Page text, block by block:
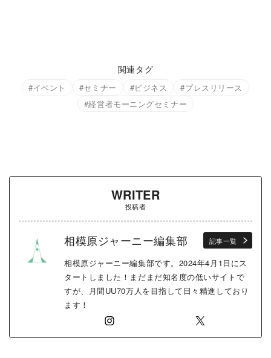
関連タグ
イベント セミナー ビジネス
プレスリリース
経営者モーニングセミナー
WRITER
投稿者
相模原ジャーニー編集部 記事一覧
相模原ジャーニー編集部です。2024年4月1日にス
タートしました！まだまだ知名度の低いサイトで
すが、月間UU70万人を目指して日々精進しており
ます！